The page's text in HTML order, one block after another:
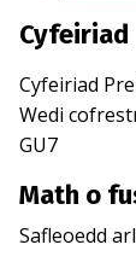
Cyfeiriad
Cyfeiriad
Wedi
GU7
Math o
Safleoedd